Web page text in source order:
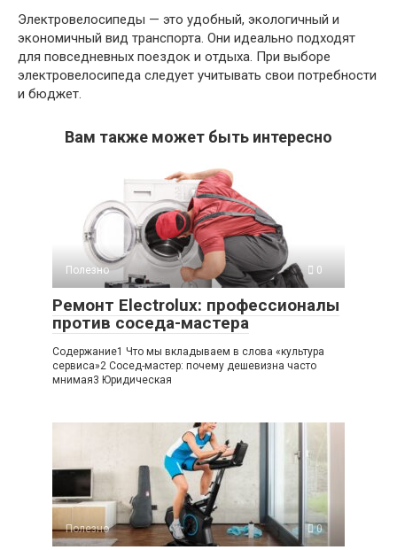
Электровелосипеды — это удобный, экологичный и
экономичный вид транспорта. Они идеально подходят
для повседневных поездок и отдыха. При выборе
электровелосипеда следует учитывать свои потребности
и бюджет.
Вам также может быть интересно
Полезно 0
Ремонт Electrolux: профессионалы
против соседа-мастера
Содержание1 Что мы вкладываем в слова «культура
сервиса»2 Сосед-мастер: почему дешевизна часто
мнимая3 Юридическая
Полезно 0